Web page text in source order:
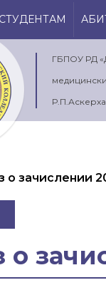
СТУДЕНТАМ
ГБПОУ РД
о зачислении
о